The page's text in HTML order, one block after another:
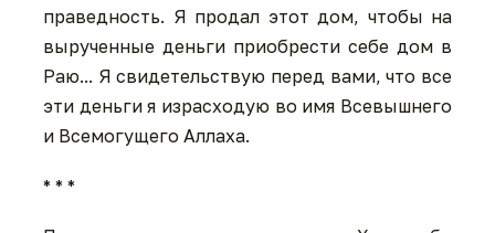
праведность. Я продал этот дом, чтобы на
вырученные деньги приобрести себе дом в
Раю... Я свидетельствую перед вами, что все
эти деньги я израсходую во имя Всевышнего
и Всемогущего Аллаха.
* * *